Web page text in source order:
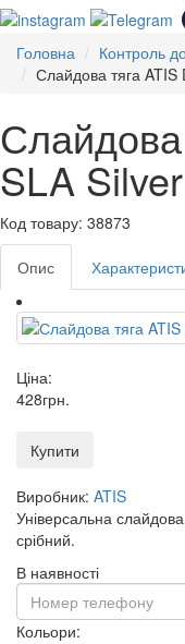
Головна Контроль
Слайдова тяга ATIS
SLA Silver
Код товару: 38873
Опис
Ціна:
428грн.
Купити
Виробник: ATIS
Універсальна
срібний.
В наявності
Кольори: